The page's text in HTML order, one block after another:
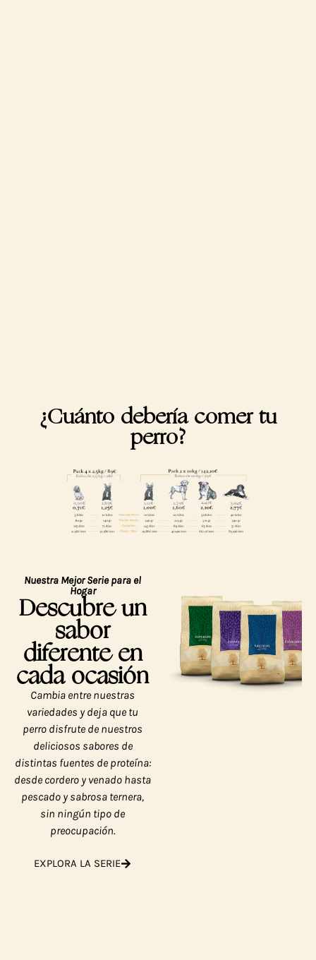
¿Cuánto debería comer tu
perro?
Nuestra Mejor Serie para el
Hogar
Descubre un
sabor
diferente en
cada ocasión
Cambia entre nuestras
variedades y deja que tu
perro disfrute de nuestros
deliciosos sabores de
distintas fuentes de proteína:
desde cordero y venado hasta
pescado y sabrosa ternera,
sin ningún tipo de
preocupación.
EXPLORA LA SERIE